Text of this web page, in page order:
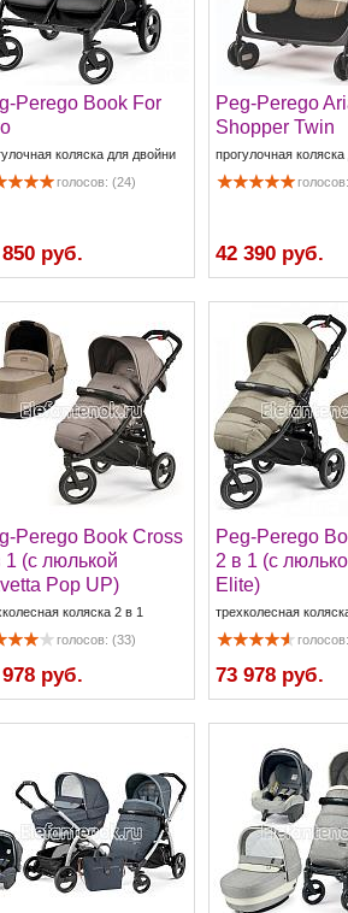
Perego Book For
Peg-Perego
Shopper Twin
коляска для двойни
голосов: (24)
прогулочная
руб. 42 390 руб.
Perego Book Cross
1 (с люлькой
Pop UP)
Peg-Perego
2 в 1 (с
Elite)
коляска 2 в 1
голосов: (33)
трехколесная
руб. 73 978 руб.